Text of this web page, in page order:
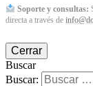
Soporte y consultas:
directa a través de
Cerrar
Buscar
Buscar: